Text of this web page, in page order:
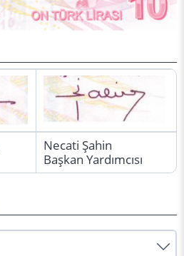
Necati Şahin
Başkan Yardımcısı